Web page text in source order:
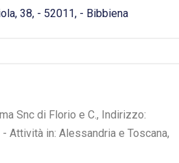
38, - 52011, - Bibbiena
Snc di Florio e C., Indirizzo:
Attività in: Alessandria e Toscana,